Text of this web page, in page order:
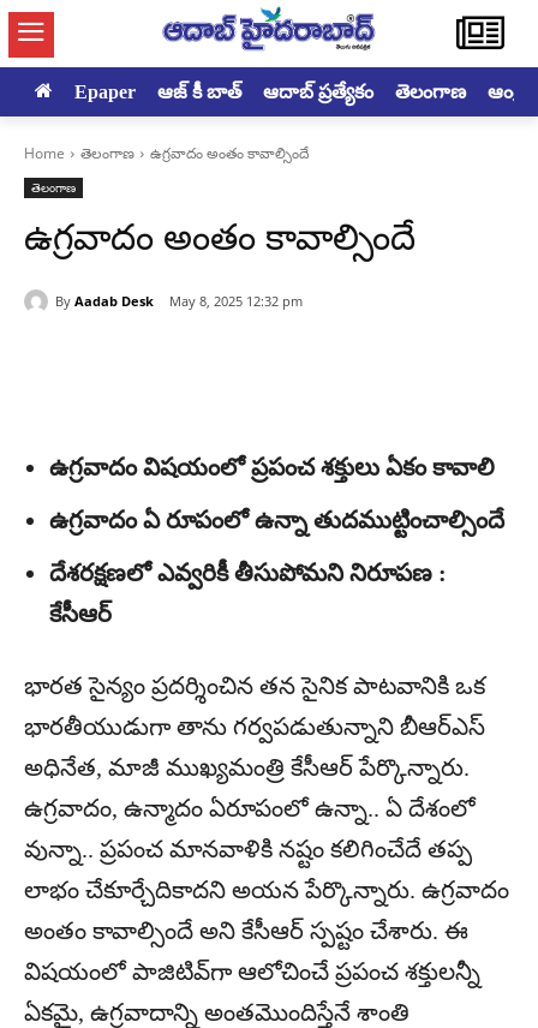
Epaper ఆజ్ కీ బాత్ ఆదాబ్ ప్రత్యేకం తెలంగాణ
Home తెలంగాణ ఉగ్రవాదం అంతం కావాల్సిందే
తెలంగాణ
ఉగ్రవాదం అంతం కావాల్సిందే
By Aadab Desk May 8, 2025 12:32 pm
ఉగ్రవాదం విషయంలో ప్రపంచ శక్తులు ఏకం కావాలి
ఉగ్రవాదం ఏ రూపంలో ఉన్నా తుదముట్టించాల్సిందే
దేశరక్షణలో ఎవ్వరికీ తీసుపోమని నిరూపణ :
కేసీఆర్‌
భారత సైన్యం ప్రదర్శించిన తన సైనిక పాటవానికి ఒక
భారతీయుడుగా తాను గర్వపడుతున్నాని బీఆర్‌ఎస్‌
అధినేత, మాజీ ముఖ్యమంత్రి కేసీఆర్‌ పేర్కొన్నారు.
ఉగ్రవాదం, ఉన్మాదం ఏరూపంలో ఉన్నా.. ఏ దేశంలో
వున్నా.. ప్రపంచ మానవాళికి నష్టం కలిగించేదే తప్ప
లాభం చేకూర్చేదికాదని అయన పేర్కొన్నారు. ఉగ్రవాదం
అంతం కావాల్సిందే అని కేసీఆర్‌ స్పష్టం చేశారు. ఈ
విషయంలో పాజిటివ్‌గా ఆలోచించే ప్రపంచ శక్తులన్నీ
ఏకమై, ఉగ్రవాదాన్ని అంతమొందిస్తేనే శాంతి